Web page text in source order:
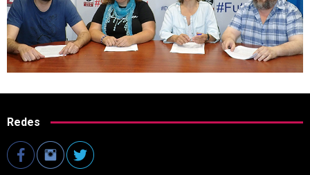
Redes